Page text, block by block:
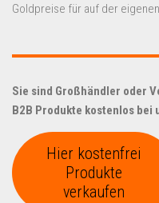
Goldpreise für auf der
Sie sind Großhändler oder
B2B Produkte kostenlos bei
Hier kostenfrei
Produkte
verkaufen